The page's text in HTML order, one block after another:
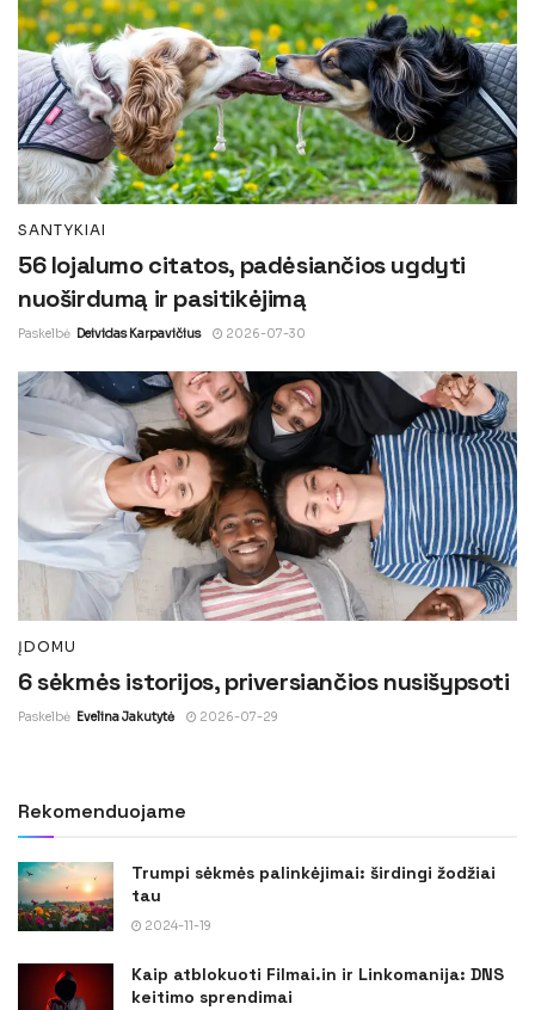
SANTYKIAI
56 lojalumo citatos, padėsiančios ugdyti
nuoširdumą ir pasitikėjimą
Paskelbė Deividas Karpavičius 2026-07-30
ĮDOMU
6 sėkmės istorijos, priversiančios nusišypsoti
Paskelbė Evelina Jakutytė 2026-07-29
Rekomenduojame
Trumpi sėkmės palinkėjimai: širdingi žodžiai
tau
2024-11-19
Kaip atblokuoti Filmai.in ir Linkomanija: DNS
keitimo sprendimai